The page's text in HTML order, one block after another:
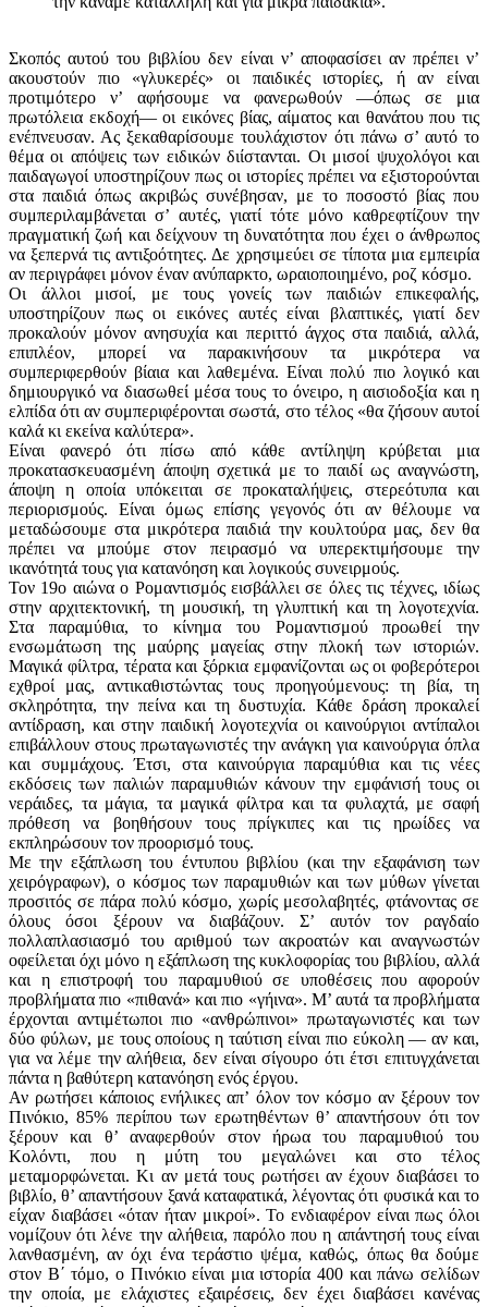
Σκοπός αυτού του βιβλίου δεν είναι ν’ αποφασίσει αν πρέπει ν’
ακουστούν πιο «γλυκερές» οι παιδικές ιστορίες, ή αν είναι
προτιμότερο ν’ αφήσουμε να φανερωθούν —όπως σε μια
πρωτόλεια εκδοχή— οι εικόνες βίας, αίματος και θανάτου που τις
ενέπνευσαν. Ας ξεκαθαρίσουμε τουλάχιστον ότι πάνω σ’ αυτό το
θέμα οι απόψεις των ειδικών διίστανται. Οι μισοί ψυχολόγοι και
παιδαγωγοί υποστηρίζουν πως οι ιστορίες πρέπει να εξιστορούνται
στα παιδιά όπως ακριβώς συνέβησαν, με το ποσοστό βίας που
συμπεριλαμβάνεται σ’ αυτές, γιατί τότε μόνο καθρεφτίζουν την
πραγματική ζωή και δείχνουν τη δυνατότητα που έχει ο άνθρωπος
να ξεπερνά τις αντιξοότητες. Δε χρησιμεύει σε τίποτα μια εμπειρία
αν περιγράφει μόνον έναν ανύπαρκτο, ωραιοποιημένο, ροζ κόσμο.
Οι άλλοι μισοί, με τους γονείς των παιδιών επικεφαλής,
υποστηρίζουν πως οι εικόνες αυτές είναι βλαπτικές, γιατί δεν
προκαλούν μόνον ανησυχία και περιττό άγχος στα παιδιά, αλλά,
επιπλέον, μπορεί να παρακινήσουν τα μικρότερα να
συμπεριφερθούν βίαια και λαθεμένα. Είναι πολύ πιο λογικό και
δημιουργικό να διασωθεί μέσα τους το όνειρο, η αισιο­δοξία και η
ελπίδα ότι αν συμπεριφέρονται σωστά, στο τέλος «θα ζήσουν αυτοί
καλά κι εκείνα καλύτερα».
Είναι φανερό ότι πίσω από κάθε αντίληψη κρύβεται μια
προκατασκευασμένη άποψη σχετικά με το παιδί ως αναγνώστη,
άποψη η οποία υπόκειται σε προκαταλήψεις, στερεότυπα και
περιορισμούς. Είναι όμως επίσης γεγονός ότι αν θέλουμε να
μεταδώσουμε στα μικρότερα παιδιά την κουλτούρα μας, δεν θα
πρέπει να μπούμε στον πειρασμό να υπερεκτιμήσουμε την
ικανότητά τους για κατανόηση και λογικούς συνειρμούς.
Τον 19ο αιώνα ο Ρομαντισμός εισβάλλει σε όλες τις τέχνες, ιδίως
στην αρχιτεκτονική, τη μουσική, τη γλυπτική και τη λογοτεχνία.
Στα παραμύθια, το κίνημα του Ρομαντισμού προωθεί την
ενσωμάτωση της μαύρης μαγείας στην πλοκή των ιστοριών.
Μαγικά φίλτρα, τέρατα και ξόρκια εμφανίζονται ως οι φοβερότεροι
εχθροί μας, αντικαθιστώντας τους προηγούμενους: τη βία, τη
σκληρότητα, την πείνα και τη δυστυχία. Κάθε δράση προκαλεί
αντίδραση, και στην παιδική λογοτεχνία οι καινούργιοι αντίπαλοι
επιβάλλουν στους πρωταγωνιστές την ανάγκη για καινούργια όπλα
και συμμάχους. Έτσι, στα καινούργια παραμύθια και τις νέες
εκδόσεις των παλιών παραμυθιών κάνουν την εμφάνισή τους οι
νεράιδες, τα μάγια, τα μαγικά φίλτρα και τα φυλαχτά, με σαφή
πρόθεση να βοηθήσουν τους πρίγκιπες και τις ηρωίδες να
εκπληρώσουν τον προορισμό τους.
Με την εξάπλωση του έντυπου βιβλίου (και την εξαφάνιση των
χειρόγραφων), ο κόσμος των παραμυθιών και των μύθων γίνεται
προσιτός σε πάρα πολύ κόσμο, χωρίς μεσολαβητές, φτάνοντας σε
όλους όσοι ξέρουν να διαβάζουν. Σ’ αυτόν τον ραγδαίο
πολλαπλασιασμό του αριθμού των ακροατών και αναγνωστών
οφείλεται όχι μόνο η εξάπλωση της κυκλοφορίας του βιβλίου, αλλά
και η επιστροφή του παραμυθιού σε υποθέσεις που αφορούν
προβλήματα πιο «πιθανά» και πιο «γήινα». Μ’ αυτά τα προβλήματα
έρχονται αντιμέτωποι πιο «ανθρώπινοι» πρωταγωνιστές και των
δύο φύλων, με τους οποίους η ταύτιση είναι πιο εύκολη — αν και,
για να λέμε την αλήθεια, δεν είναι σίγουρο ότι έτσι επιτυγχάνεται
πάντα η βαθύτερη κατανόηση ενός έργου.
Αν ρωτήσει κάποιος ενήλικες απ’ όλον τον κόσμο αν ξέρουν τον
Πινόκιο, 85% περίπου των ερωτηθέντων θ’ απαντήσουν ότι τον
ξέρουν και θ’ αναφερθούν στον ήρωα του παραμυθιού του
Κολόντι, που η μύτη του μεγαλώνει και στο τέλος
μεταμορφώνεται. Κι αν μετά τους ρωτήσει αν έχουν διαβάσει το
βιβλίο, θ’ απαντήσουν ξανά καταφατικά, λέγοντας ότι φυσικά και το
είχαν διαβάσει «όταν ήταν μικροί». Το ενδιαφέρον είναι πως όλοι
νομίζουν ότι λένε την αλήθεια, παρόλο που η απάντησή τους είναι
λανθασμένη, αν όχι ένα τεράστιο ψέμα, καθώς, όπως θα δούμε
στον Β΄ τόμο, ο Πινόκιο είναι μια ιστορία 400 και πάνω σελίδων
την οποία, με ελάχιστες εξαιρέσεις, δεν έχει διαβάσει κανένας